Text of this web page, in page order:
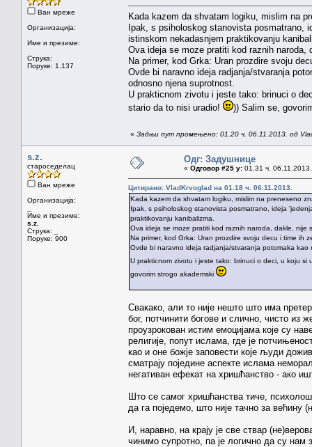
Ван мреже
Организација:
Име и презиме:
Струка:
Поруке: 1.137
Kada kazem da shvatam logiku, mislim na
Ipak, s psiholoskog stanovista posmatrano,
istinskom nekadasnjem praktikovanju
Ova ideja se moze pratiti kod raznih
Na primer, kod Grka: Uran prozdire svoju
Ovde bi naravno ideja radjanja/stvaranja
odnosno njena suprotnost.
U prakticnom zivotu i jeste tako: brinuci o
stario da to nisi uradio!
)) Salim se,
« Задњи пут промењено: 01.20 ч. 06.11.2013. од
s.z.
староседелац
Ван мреже
Организација:
Име и презиме:
s.z.
Струка:
Поруке: 900
Одг: Задушнице
« Одговор #25 у: 01.31 ч.
Цитирано: VladKrvoglad на 01.18 ч. 06.11.2013.
Kada kazem da shvatam logiku, mislim na preneseno
Ipak, s psiholoskog stanovista posmatrano, ideja
praktikovanju kanibalizma.
Ova ideja se moze pratiti kod raznih naroda, dakle, nije
Na primer, kod Grka: Uran prozdire svoju decu i time ih
Ovde bi naravno ideja radjanja/stvaranja potomaka
U prakticnom zivotu i jeste tako: brinuci o deci, u koju
govorim strogo akademski
Свакако, али то није нешто што има
бог, потчинити богове и слично, чисто
проузрокован истим емоцијама које су
религије, попут ислама, где је
као и оне божје заповести које људи
сматрају поједине аспекте ислама
негативан ефекат на хришћанство - ако
Што се самог хришћанства тиче,
да га поједемо, што није тачно за већину
И, наравно, на крају је све ствар
чинимо супротно, па је логично да су